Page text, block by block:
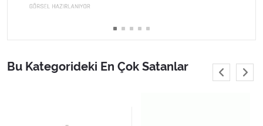
Bu Kategorideki En Çok Satanlar